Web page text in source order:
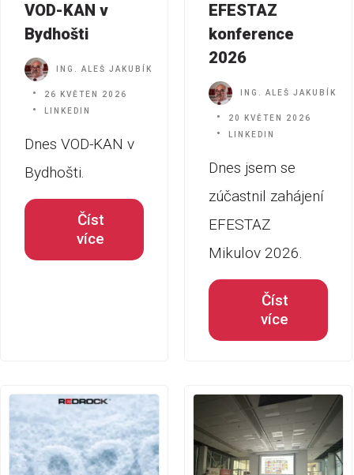
VOD-KAN v
Bydhošti
ING. ALEŠ JAKUBÍK
26 KVĚTEN 2026
LINKEDIN
Dnes VOD-KAN v
Bydhošti.
Číst
více
EFESTAZ
konference
2026
ING. ALEŠ JAKUBÍK
20 KVĚTEN 2026
LINKEDIN
Dnes jsem se
zúčastnil zahájení
EFESTAZ
Mikulov 2026.
Číst
více